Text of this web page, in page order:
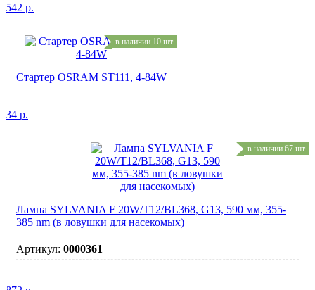
542 р.
в наличии 10 шт
Стартер OSRAM ST111, 4-84W
34 р.
в наличии 67 шт
Лампа SYLVANIA F 20W/T12/BL368, G13, 590 мм, 355-
385 nm (в ловушки для насекомых)
Артикул: 0000361